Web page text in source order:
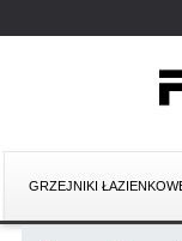
GRZEJNIKI